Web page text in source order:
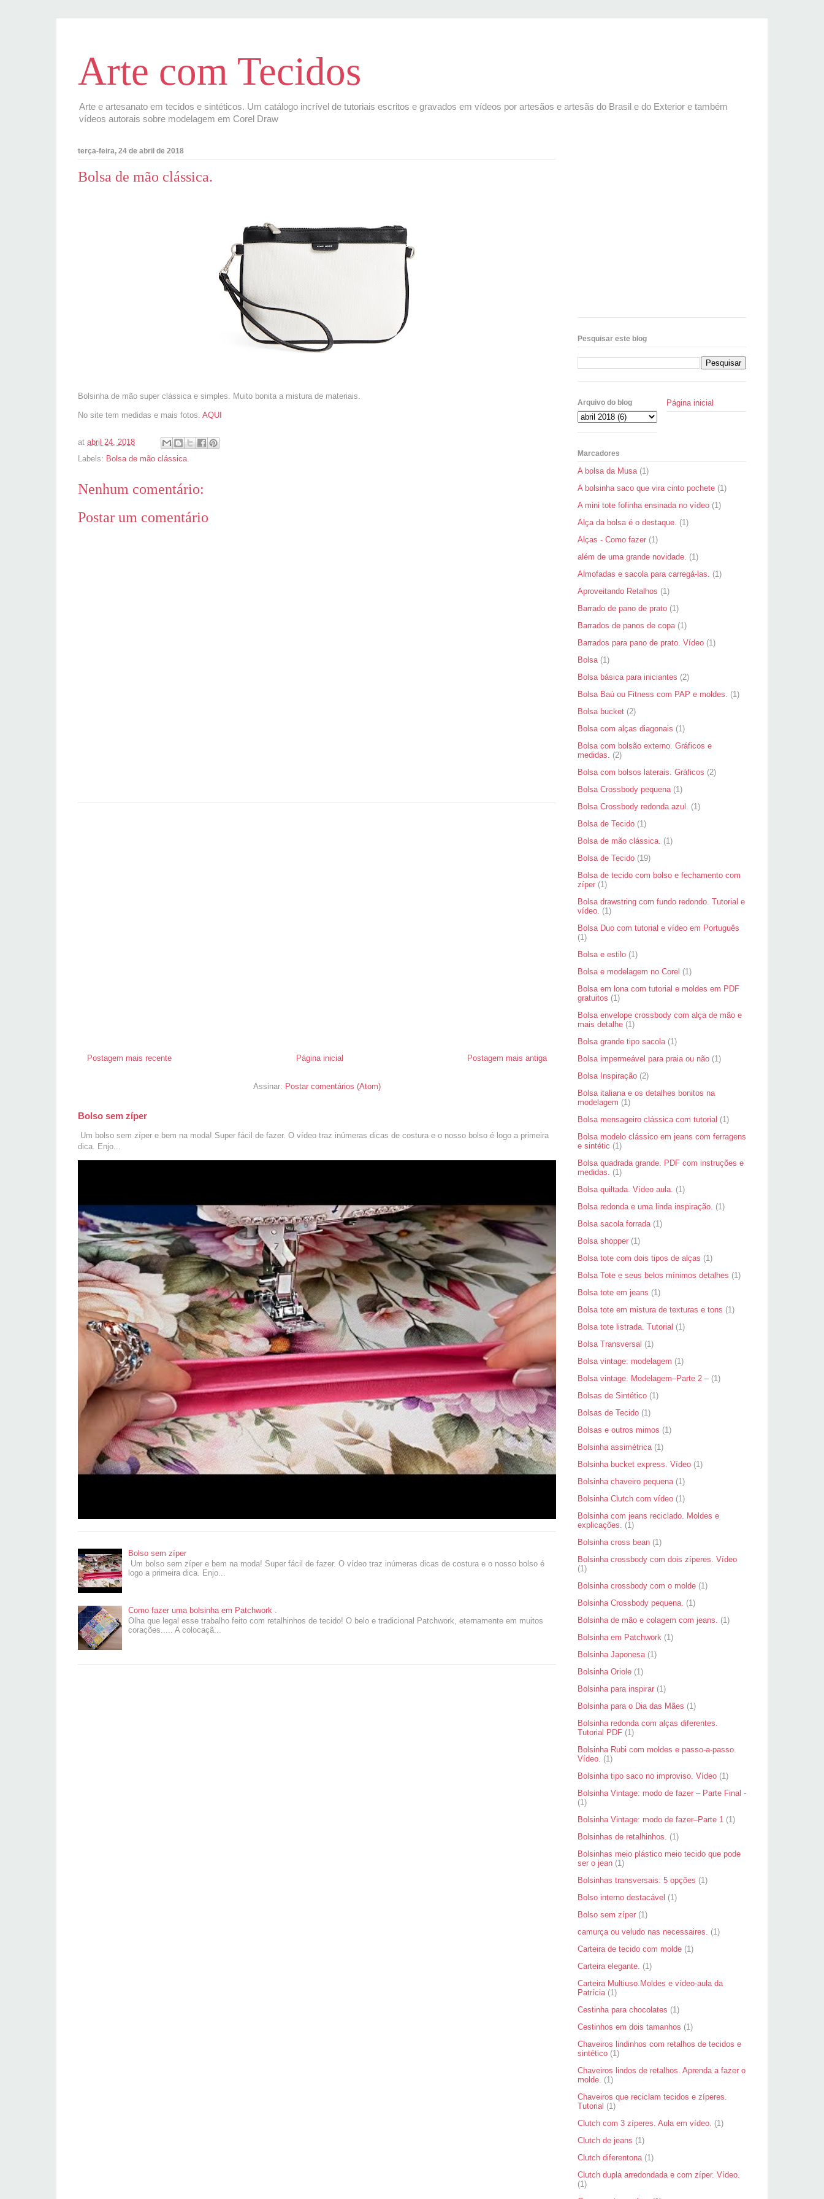
Arte com Tecidos
Arte e artesanato em tecidos e sintéticos. Um catálogo incrível de tutoriais escritos e gravados em vídeos por artesãos e artesãs do Brasil e do Exterior e também
vídeos autorais sobre modelagem em Corel Draw
terça-feira, 24 de abril de 2018
Bolsa de mão clássica.
Bolsinha de mão super clássica e simples. Muito bonita a mistura de materiais.
No site tem medidas e mais fotos. AQUI
at abril 24, 2018
Labels: Bolsa de mão clássica.
Nenhum comentário:
Postar um comentário
Postagem mais recente Postagem mais antiga
Página inicial
Assinar: Postar comentários (Atom)
Bolso sem zíper
Um bolso sem zíper e bem na moda! Super fácil de fazer. O vídeo traz inúmeras dicas de costura e o nosso bolso é logo a primeira
dica. Enjo...
Bolso sem zíper
Um bolso sem zíper e bem na moda! Super fácil de fazer. O vídeo traz inúmeras dicas de costura e o nosso bolso é
logo a primeira dica. Enjo...
Como fazer uma bolsinha em Patchwork .
Olha que legal esse trabalho feito com retalhinhos de tecido! O belo e tradicional Patchwork, eternamente em muitos
corações..... A colocaçã...
Pesquisar este blog
Arquivo do blog Página inicial
Marcadores
A bolsa da Musa (1)
A bolsinha saco que vira cinto pochete (1)
A mini tote fofinha ensinada no vídeo (1)
Alça da bolsa é o destaque. (1)
Alças - Como fazer (1)
além de uma grande novidade. (1)
Almofadas e sacola para carregá-las.
(1)
Aproveitando Retalhos (1)
Barrado de pano de prato (1)
Barrados de panos de copa (1)
Barrados para pano de prato. Vídeo (1)
Bolsa (1)
Bolsa básica para iniciantes (2)
Bolsa Baú ou Fitness com PAP e moldes.
(1)
Bolsa bucket (2)
Bolsa com alças diagonais (1)
Bolsa com bolsão externo. Gráficos e
medidas.
(2)
Bolsa com bolsos laterais. Gráficos (2)
Bolsa Crossbody pequena (1)
Bolsa Crossbody redonda azul.
(1)
Bolsa de Tecido (1)
Bolsa de mão clássica. (1)
Bolsa de Tecido (19)
Bolsa de tecido com bolso e fechamento com
zíper (1)
Bolsa drawstring com fundo redondo. Tutorial e
vídeo. (1)
Bolsa Duo com tutorial e vídeo em Português
(1)
Bolsa e estilo (1)
Bolsa e modelagem no Corel (1)
Bolsa em lona com tutorial e moldes em PDF
gratuitos (1)
Bolsa envelope crossbody com alça de mão e
mais detalhe (1)
Bolsa grande tipo sacola (1)
Bolsa impermeável para praia ou não (1)
Bolsa Inspiração (2)
Bolsa italiana e os detalhes bonitos na
modelagem (1)
Bolsa mensageiro clássica com tutorial (1)
Bolsa modelo clássico em jeans com ferragens
e sintétic (1)
Bolsa quadrada grande. PDF com instruções e
medidas.
(1)
Bolsa quiltada. Vídeo aula. (1)
Bolsa redonda e uma linda inspiração. (1)
Bolsa sacola forrada (1)
Bolsa shopper (1)
Bolsa tote com dois tipos de alças (1)
Bolsa Tote e seus belos mínimos detalhes (1)
Bolsa tote em jeans (1)
Bolsa tote em mistura de texturas e tons (1)
Bolsa tote listrada. Tutorial (1)
Bolsa Transversal (1)
Bolsa vintage: modelagem (1)
Bolsa vintage. Modelagem–Parte 2 – (1)
Bolsas de Sintético (1)
Bolsas de Tecido (1)
Bolsas e outros mimos (1)
Bolsinha assimétrica (1)
Bolsinha bucket express. Vídeo (1)
Bolsinha chaveiro pequena (1)
Bolsinha Clutch com vídeo (1)
Bolsinha com jeans reciclado. Moldes e
explicações.
(1)
Bolsinha cross bean (1)
Bolsinha crossbody com dois zíperes. Vídeo
(1)
Bolsinha crossbody com o molde (1)
Bolsinha Crossbody pequena. (1)
Bolsinha de mão e colagem com jeans.
(1)
Bolsinha em Patchwork (1)
Bolsinha Japonesa (1)
Bolsinha Oriole (1)
Bolsinha para inspirar (1)
Bolsinha para o Dia das Mães (1)
Bolsinha redonda com alças diferentes.
Tutorial PDF (1)
Bolsinha Rubi com moldes e passo-a-passo.
Vídeo. (1)
Bolsinha tipo saco no improviso. Vídeo (1)
Bolsinha Vintage: modo de fazer – Parte Final -
(1)
Bolsinha Vintage: modo de fazer–Parte 1 (1)
Bolsinhas de retalhinhos.
(1)
Bolsinhas meio plástico meio tecido que pode
ser o jean (1)
Bolsinhas transversais: 5 opções (1)
Bolso interno destacável (1)
Bolso sem zíper (1)
camurça ou veludo nas necessaires.
(1)
Carteira de tecido com molde (1)
Carteira elegante. (1)
Carteira Multiuso.Moldes e vídeo-aula da
Patrícia (1)
Cestinha para chocolates (1)
Cestinhos em dois tamanhos (1)
Chaveiros lindinhos com retalhos de tecidos e
sintético (1)
Chaveiros lindos de retalhos. Aprenda a fazer o
molde. (1)
Chaveiros que reciclam tecidos e zíperes.
Tutorial (1)
Clutch com 3 zíperes. Aula em vídeo. (1)
Clutch de jeans (1)
Clutch diferentona (1)
Clutch dupla arredondada e com zíper. Vídeo.
(1)